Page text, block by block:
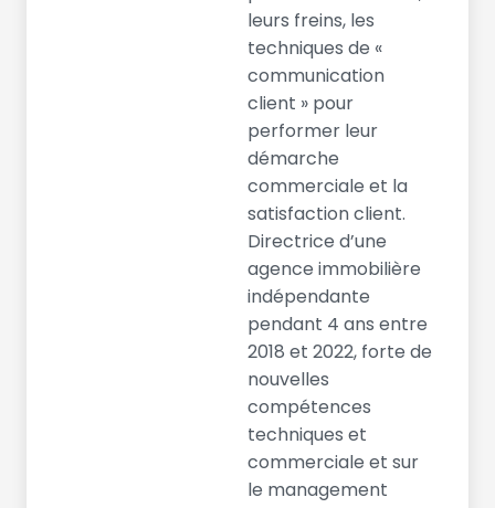
leurs freins, les
techniques de «
communication
client » pour
performer leur
démarche
commerciale et la
satisfaction client.
Directrice d’une
agence immobilière
indépendante
pendant 4 ans entre
2018 et 2022, forte de
nouvelles
compétences
techniques et
commerciale et sur
le management